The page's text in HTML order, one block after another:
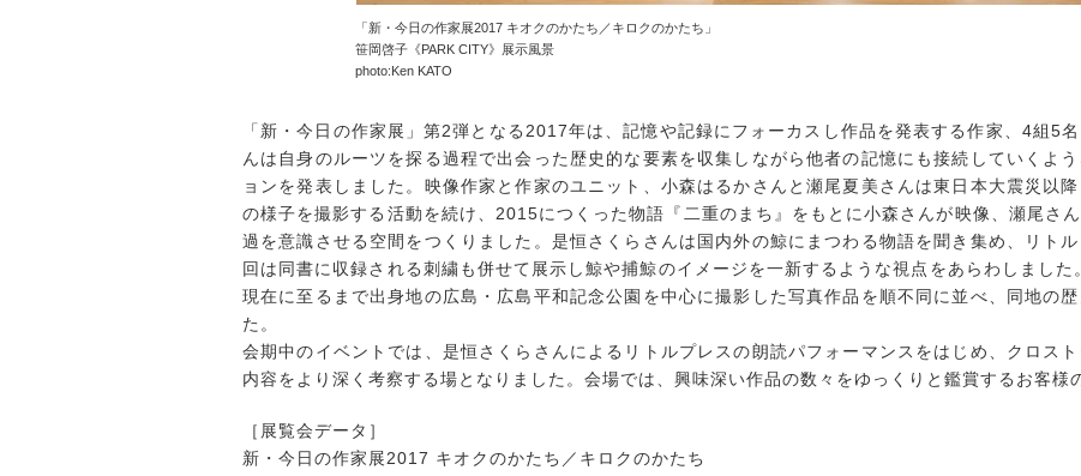
「新・今日の作家展2017 キオクのかたち／キロクのかたち」
笹岡啓子《PARK CITY》展示風景
photo:Ken KATO
「新・今日の作家展」第2弾となる2017年は、記憶や記録にフォーカスし作品を発表する作家、4組5
んは自身のルーツを探る過程で出会った歴史的な要素を収集しながら他者の記憶にも接続していくよ
ョンを発表しました。映像作家と作家のユニット、小森はるかさんと瀬尾夏美さんは東日本大震災以
の様子を撮影する活動を続け、2015につくった物語『二重のまち』をもとに小森さんが映像、瀬尾さ
過を意識させる空間をつくりました。是恒さくらさんは国内外の鯨にまつわる物語を聞き集め、リト
回は同書に収録される刺繍も併せて展示し鯨や捕鯨のイメージを一新するような視点をあらわしまし
現在に至るまで出身地の広島・広島平和記念公園を中心に撮影した写真作品を順不同に並べ、同地の
た。
会期中のイベントでは、是恒さくらさんによるリトルプレスの朗読パフォーマンスをはじめ、クロス
内容をより深く考察する場となりました。会場では、興味深い作品の数々をゆっくりと鑑賞するお客様
［展覧会データ］
新・今日の作家展2017 キオクのかたち／キロクのかたち